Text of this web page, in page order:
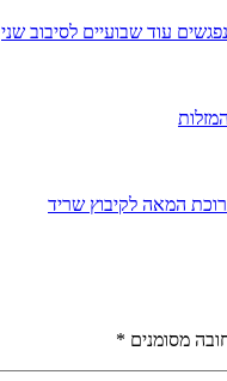
עוד שבועיים לסיבוב שני
המאה לקיבוץ שריד
מסומנים *